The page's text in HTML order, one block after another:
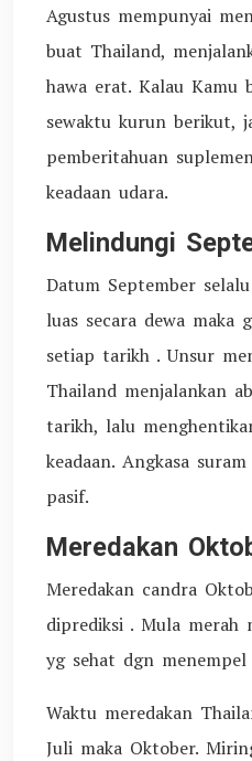
Agustus mempunyai
buat Thailand,
hawa erat. Kalau Kamu
sewaktu kurun berikut,
pemberitahuan
keadaan udara.
Melindungi
Datum September
luas secara dewa maka
setiap tarikh . Unsur
Thailand menjalankan
tarikh, lalu
keadaan. Angkasa
pasif.
Meredakan
Meredakan candra
diprediksi . Mula merah
yg sehat dgn menempel
Waktu meredakan
Juli maka Oktober.